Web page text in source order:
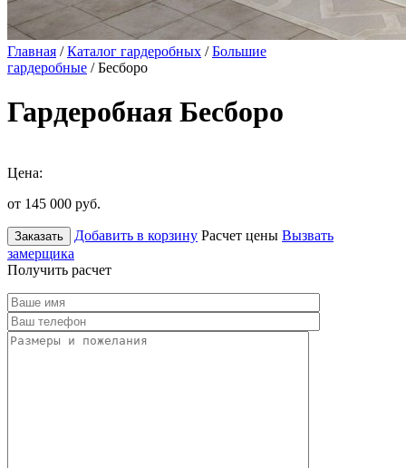
Главная /Каталог гардеробных /Большие
гардеробные / Бесборо
Гардеробная Бесборо
Цена:
от 145 000 руб.
Заказать Добавить в корзину Расчет цены Вызвать
замерщика
Получить расчет